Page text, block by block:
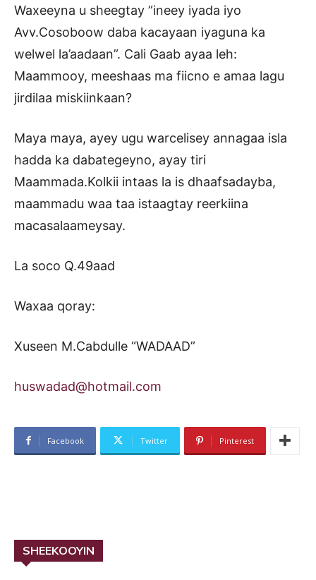
Waxeeyna u sheegtay ”ineey iyada iyo
Avv.Cosoboow daba kacayaan iyaguna ka
welwel la’aadaan”. Cali Gaab ayaa leh:
Maammooy, meeshaas ma fiicno e amaa lagu
jirdilaa miskiinkaan?
Maya maya, ayey ugu warcelisey annagaa isla
hadda ka dabategeyno, ayay tiri
Maammada.Kolkii intaas la is dhaafsadayba,
maammadu waa taa istaagtay reerkiina
macasalaameysay.
La soco Q.49aad
Waxaa qoray:
Xuseen M.Cabdulle “WADAAD”
huswadad@hotmail.com
Facebook Twitter Pinterest
SHEEKOOYIN